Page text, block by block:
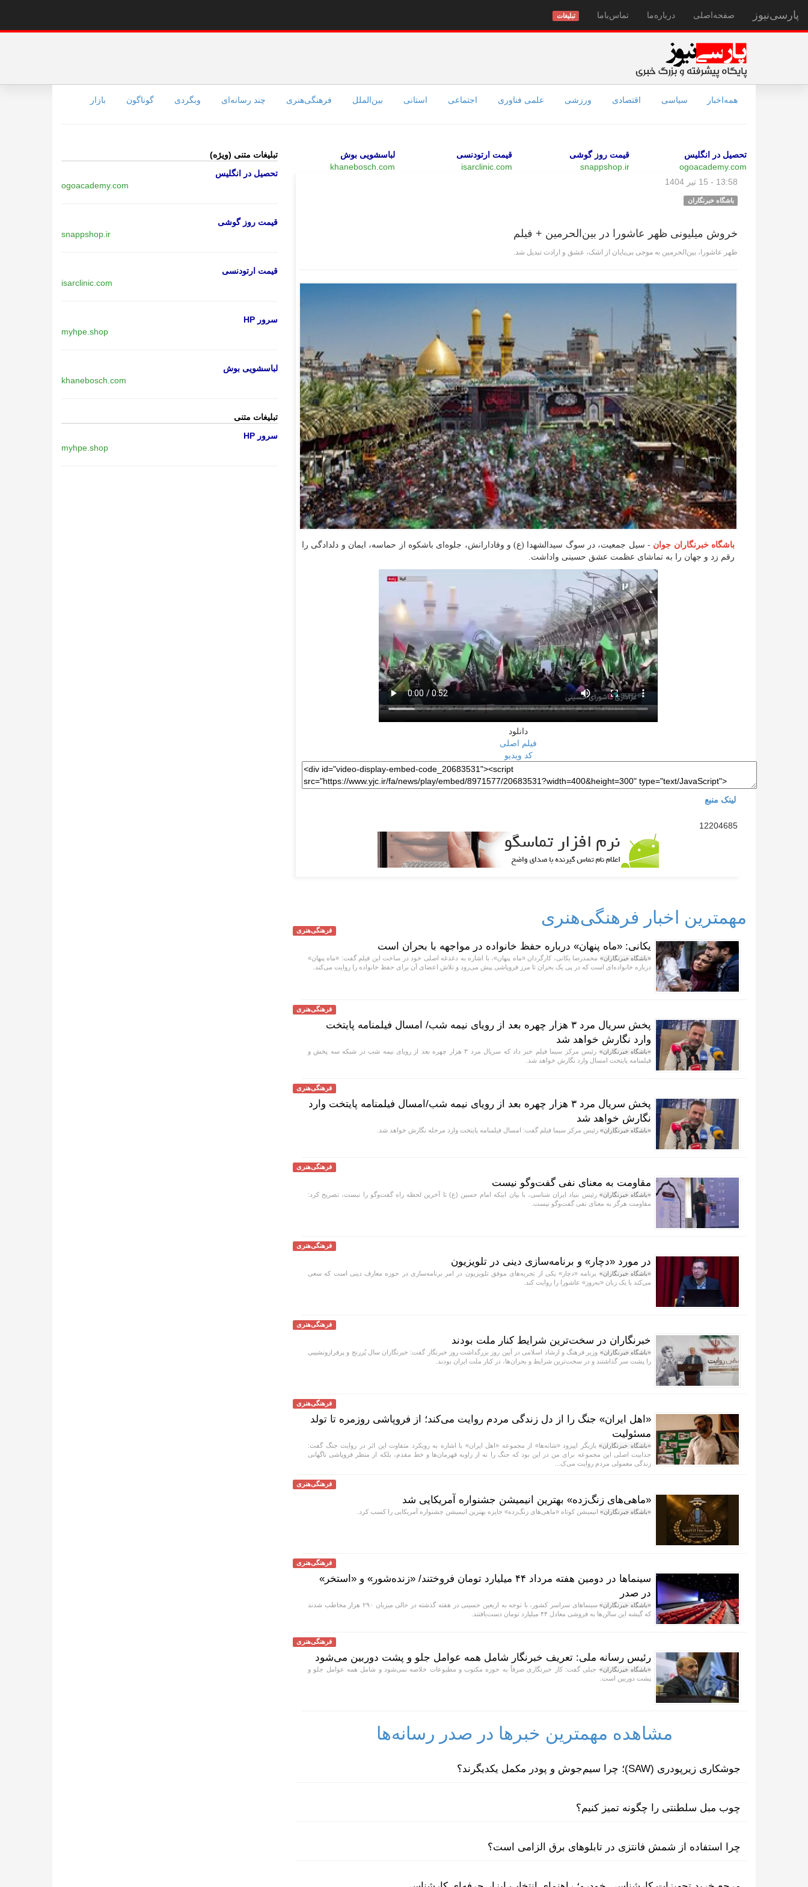
پارسی‌نیوز صفحه‌اصلی درباره‌ما تماس‌با‌ما تبلیغات
همه‌اخبار سیاسی اقتصادی ورزشی علمی فناوری اجتماعی استانی بین‌الملل فرهنگی‌هنری چند رسانه‌ای وبگردی گوناگون بازار
تحصیل در انگلیس
ogoacademy.com
قیمت روز گوشی
snappshop.ir
قیمت ارتودنسی
isarclinic.com
لباسشویی بوش
khanebosch.com
13:58 - 15 تیر 1404
باشگاه خبرنگاران
خروش میلیونی ظهر عاشورا در بین‌الحرمین + فیلم
ظهر عاشورا، بین‌الحرمین به موجی بی‌پایان از اشک، عشق و ارادت تبدیل شد.
باشگاه خبرنگاران جوان - سیل جمعیت، در سوگ سیدالشهدا (ع) و وفادارانش، جلوه‌ای باشکوه از حماسه، ایمان و دلدادگی را
رقم زد و جهان را به تماشای عظمت عشق حسینی واداشت.
دانلود
فیلم اصلی
کد ویدیو
لینک منبع
12204685
مهمترین اخبار فرهنگی‌هنری
فرهنگی‌هنری
یکانی: «ماه پنهان» درباره حفظ خانواده در مواجهه با بحران است
«باشگاه خبرنگاران» محمدرضا یکانی، کارگردان «ماه پنهان»، با اشاره به دغدغه اصلی خود در ساخت این فیلم گفت: «ماه پنهان»
درباره خانواده‌ای است که در پی یک بحران تا مرز فروپاشی پیش می‌رود و تلاش اعضای آن برای حفظ خانواده را روایت می‌کند.
فرهنگی‌هنری
پخش سریال مرد ۳ هزار چهره بعد از رویای نیمه شب/ امسال فیلمنامه پایتخت
وارد نگارش خواهد شد
«باشگاه خبرنگاران»
رئیس مرکز سیما فیلم خبر داد که سریال مرد ۳ هزار چهره بعد از رویای نیمه شب در شبکه سه پخش و
فیلمنامه پایتخت امسال وارد نگارش خواهد شد.
فرهنگی‌هنری
پخش سریال مرد ۳ هزار چهره بعد از رویای نیمه شب/امسال فیلمنامه پایتخت وارد
نگارش خواهد شد
«باشگاه خبرنگاران» رئیس مرکز سیما فیلم گفت: امسال فیلمنامه پایتخت وارد مرحله نگارش خواهد شد.
فرهنگی‌هنری
مقاومت به معنای نفی گفت‌و‌گو نیست
«باشگاه خبرنگاران» رئیس بنیاد ایران شناسی، با بیان اینکه امام حسین (ع) تا آخرین لحظه راه گفت‌و‌گو را نبست، تصریح کرد:
مقاومت هرگز به معنای نفی گفت‌و‌گو نیست.
فرهنگی‌هنری
در مورد «دچار» و برنامه‌سازی دینی در تلویزیون
«باشگاه خبرنگاران» برنامه «دچار» یکی از تجربه‌های موفق تلویزیون در امر برنامه‌سازی در حوزه معارف دینی است که سعی
می‌کند با یک زبان «به‌روز» عاشورا را روایت کند.
فرهنگی‌هنری
خبرنگاران در سخت‌ترین شرایط کنار ملت بودند
«باشگاه خبرنگاران» وزیر فرهنگ و ارشاد اسلامی در آیین روز بزرگداشت روز خبرنگار گفت: خبرنگاران سال پُررنج و پرفرازونشیبی
را پشت سر گذاشتند و در سخت‌ترین شرایط و بحران‌ها، در کنار ملت ایران بودند.
فرهنگی‌هنری
«اهل ایران» جنگ را از دل زندگی مردم روایت می‌کند؛ از فروپاشی روزمره تا تولد
مسئولیت
«باشگاه خبرنگاران»بازیگر اپیزود «شانه‌ها» از مجموعه «اهل ایران» با اشاره به رویکرد متفاوت این اثر در روایت جنگ گفت:
جذابیت اصلی این مجموعه برای من در این بود که جنگ را نه از زاویه قهرمان‌ها و خط مقدم، بلکه از منظر فروپاشی ناگهانی
زندگی معمولی مردم روایت می‌ک...
فرهنگی‌هنری
«ماهی‌های زنگ‌زده» بهترین انیمیشن جشنواره آمریکایی شد
«باشگاه خبرنگاران» انیمیشن کوتاه «ماهی‌های زنگ‌زده» جایزه بهترین انیمیشن جشنواره آمریکایی را کسب کرد.
فرهنگی‌هنری
سینماها در دومین هفته‌ مرداد ۴۴ میلیارد تومان فروختند/ «زنده‌شور» و «استخر»
در صدر
«باشگاه خبرنگاران»
سینماهای سراسر کشور، با توجه به اربعین حسینی در هفته‌ گذشته در حالی میزبان ۲۹۰ هزار مخاطب شدند
که گیشه این سالن‌ها به فروشی معادل ۴۴ میلیارد تومان دست‌یافتند.
فرهنگی‌هنری
رئیس رسانه ملی: تعریف خبرنگار شامل همه عوامل جلو و پشت دوربین می‌شود
«باشگاه خبرنگاران» جبلی گفت: کار خبرنگاری صرفاً به حوزه مکتوب و مطبوعات خلاصه نمی‌شود و شامل همه عوامل جلو و
پشت دوربین است.
مشاهده مهمترین خبرها در صدر رسانه‌ها
جوشکاری زیرپودری (SAW)؛ چرا سیم‌جوش و پودر مکمل یکدیگرند؟
چوب مبل سلطنتی را چگونه تمیز کنیم؟
چرا استفاده از شمش فانتزی در تابلوهای برق الزامی است؟
تبلیغات متنی (ویژه)
تحصیل در انگلیس
ogoacademy.com
قیمت روز گوشی
snappshop.ir
قیمت ارتودنسی
isarclinic.com
سرور HP
myhpe.shop
لباسشویی بوش
khanebosch.com
تبلیغات متنی
سرور HP
myhpe.shop